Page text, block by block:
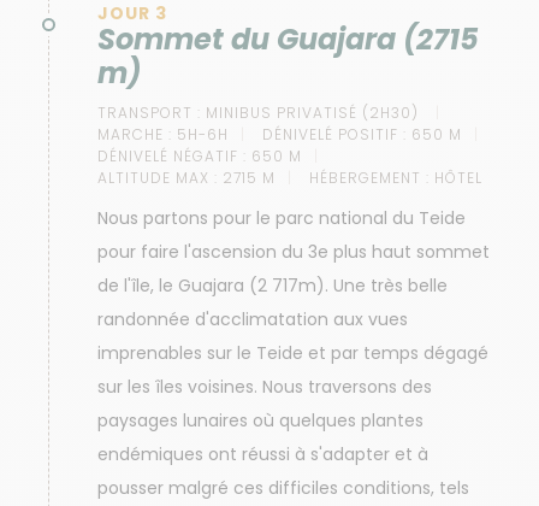
JOUR 3
Sommet du Guajara (2715
m)
TRANSPORT : MINIBUS PRIVATISÉ (2H30)
MARCHE : 5H-6H DÉNIVELÉ POSITIF : 650 M
DÉNIVELÉ NÉGATIF : 650 M
ALTITUDE MAX : 2715 M HÉBERGEMENT : HÔTEL
Nous partons pour le parc national du Teide
pour faire l'ascension du 3e plus haut sommet
de l'île, le Guajara (2 717m). Une très belle
randonnée d'acclimatation aux vues
imprenables sur le Teide et par temps dégagé
sur les îles voisines. Nous traversons des
paysages lunaires où quelques plantes
endémiques ont réussi à s'adapter et à
pousser malgré ces difficiles conditions, tels